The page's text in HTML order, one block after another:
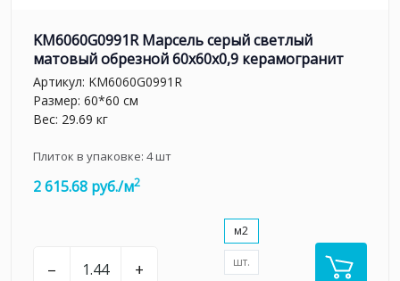
KM6060G0991R Марсель серый светлый
матовый обрезной 60x60x0,9 керамогранит
Артикул: KM6060G0991R
Размер: 60*60 см
Вес: 29.69 кг
Плиток в упаковке: 4шт
2 615.68 руб./м2
– +
м2
шт.